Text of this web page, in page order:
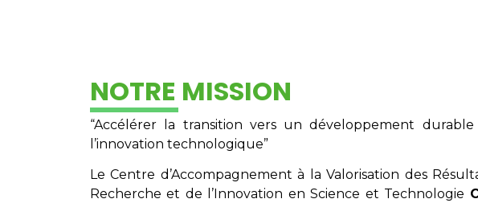
NOTRE MISSION
“Accélérer la transition vers un développement
l’innovation technologique”
Le Centre d’Accompagnement à la Valorisation des
Recherche et de l’Innovation en Science et Technologie